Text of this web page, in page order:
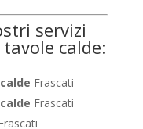
servizi
tavole calde:
Frascati
Frascati